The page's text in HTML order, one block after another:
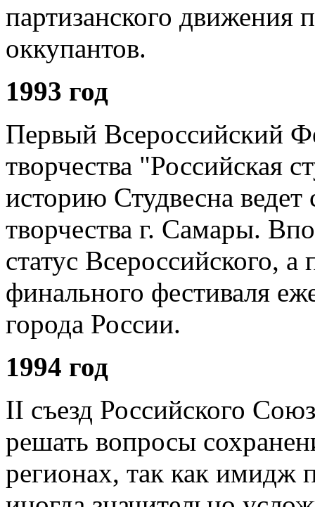
партизанского движения
оккупантов.
1993 год
Первый Всероссийский
творчества "Российская
историю Студвесна ведет
творчества г. Самары.
статус Всероссийского, а
финального фестиваля
города России.
1994 год
II съезд Российского
решать вопросы
регионах, так как имидж